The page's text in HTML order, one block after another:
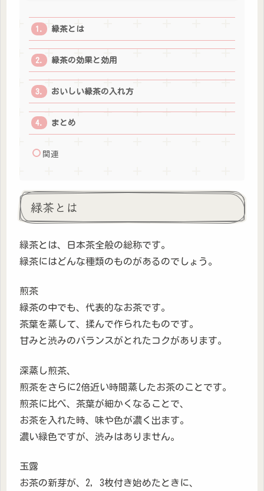
緑茶とは
緑茶の効果と効用
おいしい緑茶の入れ方
まとめ
関連
緑茶とは
緑茶とは、日本茶全般の総称です。
緑茶にはどんな種類のものがあるのでしょう。
煎茶
緑茶の中でも、代表的なお茶です。
茶葉を蒸して、揉んで作られたものです。
甘みと渋みのバランスがとれたコクがあります。
深蒸し煎茶、
煎茶をさらに2倍近い時間蒸したお茶のことです。
煎茶に比べ、茶葉が細かくなることで、
お茶を入れた時、味や色が濃く出ます。
濃い緑色ですが、渋みはありません。
玉露
お茶の新芽が、2，3枚付き始めたときに、